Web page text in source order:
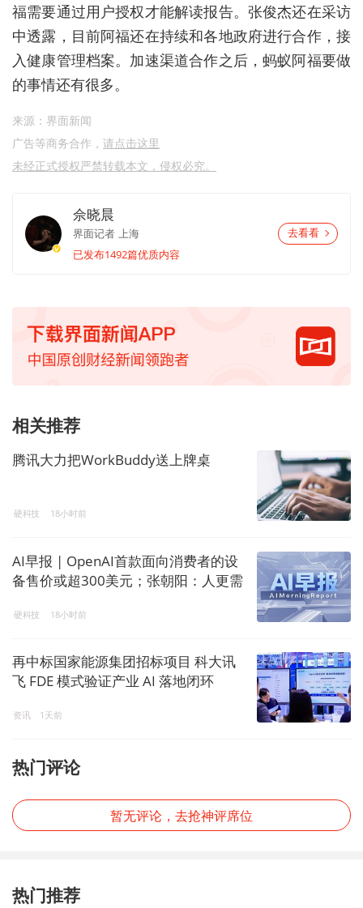
福需要通过用户授权才能解读报告。张俊杰还在采访
中透露，目前阿福还在持续和各地政府进行合作，接
入健康管理档案。加速渠道合作之后，蚂蚁阿福要做
的事情还有很多。
来源：界面新闻
广告等商务合作， 请点击这里
未经正式授权严禁转载本文，侵权必究。
佘晓晨
界面记者 上海
已发布1492篇优质内容
去看看
相关推荐
腾讯大力把WorkBuddy送上牌桌
硬科技 18小时前
AI早报 | OpenAI首款面向消费者的设
备售价或超300美元；张朝阳：人更需
硬科技 18小时前
再中标国家能源集团招标项目 科大讯
飞 FDE 模式验证产业 AI 落地闭环
资讯 1天前
热门评论
暂无评论，去抢神评席位
热门推荐